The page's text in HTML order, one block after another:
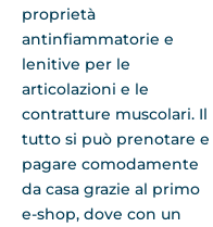
proprietà
antinfiammatorie e
lenitive per le
articolazioni e le
contratture muscolari. Il
tutto si può prenotare e
pagare comodamente
da casa grazie al primo
e-shop, dove con un